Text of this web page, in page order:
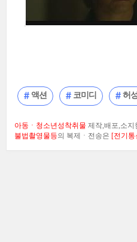
액션 코미디 허
아동ㆍ청소년성착취물 제작,배포,소지
불법촬영물등의 복제ㆍ전송은 [전기통